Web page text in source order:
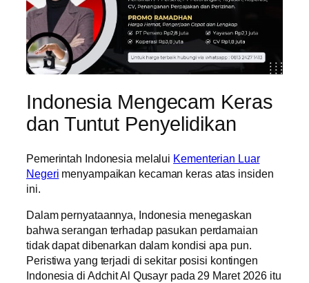
Indonesia Mengecam Keras
dan Tuntut Penyelidikan
Pemerintah Indonesia melalui Kementerian Luar
Negeri menyampaikan kecaman keras atas insiden
ini.
Dalam pernyataannya, Indonesia menegaskan
bahwa serangan terhadap pasukan perdamaian
tidak dapat dibenarkan dalam kondisi apa pun.
Peristiwa yang terjadi di sekitar posisi kontingen
Indonesia di Adchit Al Qusayr pada 29 Maret 2026 itu